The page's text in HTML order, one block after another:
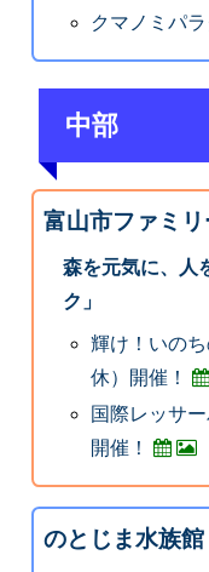
クマノミパ
中部
富山市ファミリ
森を元気に、人
ク」
輝け！いの
休）開催！
国際レッサ
開催！
のとじま水族館